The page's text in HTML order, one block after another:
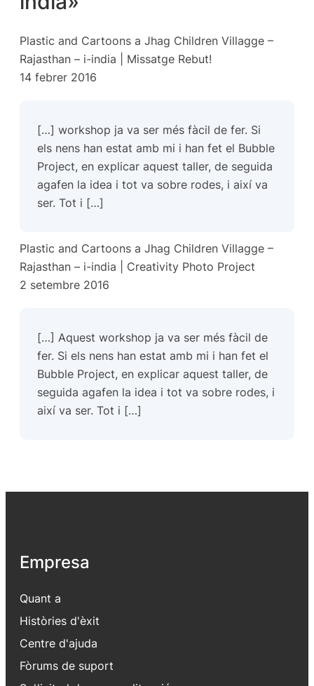
Plastic and Cartoons a Jhag Children Villagge –
Rajasthan – i-india | Missatge Rebut!
14 febrer 2016
[…] workshop ja va ser més fàcil de fer. Si
els nens han estat amb mi i han fet el Bubble
Project, en explicar aquest taller, de seguida
agafen la idea i tot va sobre rodes, i així va
ser. Tot i […]
Plastic and Cartoons a Jhag Children Villagge –
Rajasthan – i-india | Creativity Photo Project
2 setembre 2016
[…] Aquest workshop ja va ser més fàcil de
fer. Si els nens han estat amb mi i han fet el
Bubble Project, en explicar aquest taller, de
seguida agafen la idea i tot va sobre rodes, i
així va ser. Tot i […]
Empresa
Quant a
Històries d'èxit
Centre d'ajuda
Fòrums de suport